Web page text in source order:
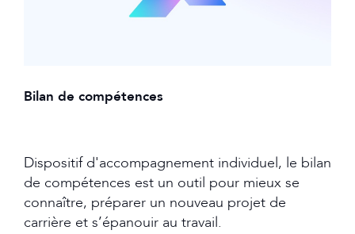
Bilan de compétences
Dispositif d'accompagnement individuel, le bilan
de compétences est un outil pour mieux se
connaître, préparer un nouveau projet de
carrière et s’épanouir au travail.